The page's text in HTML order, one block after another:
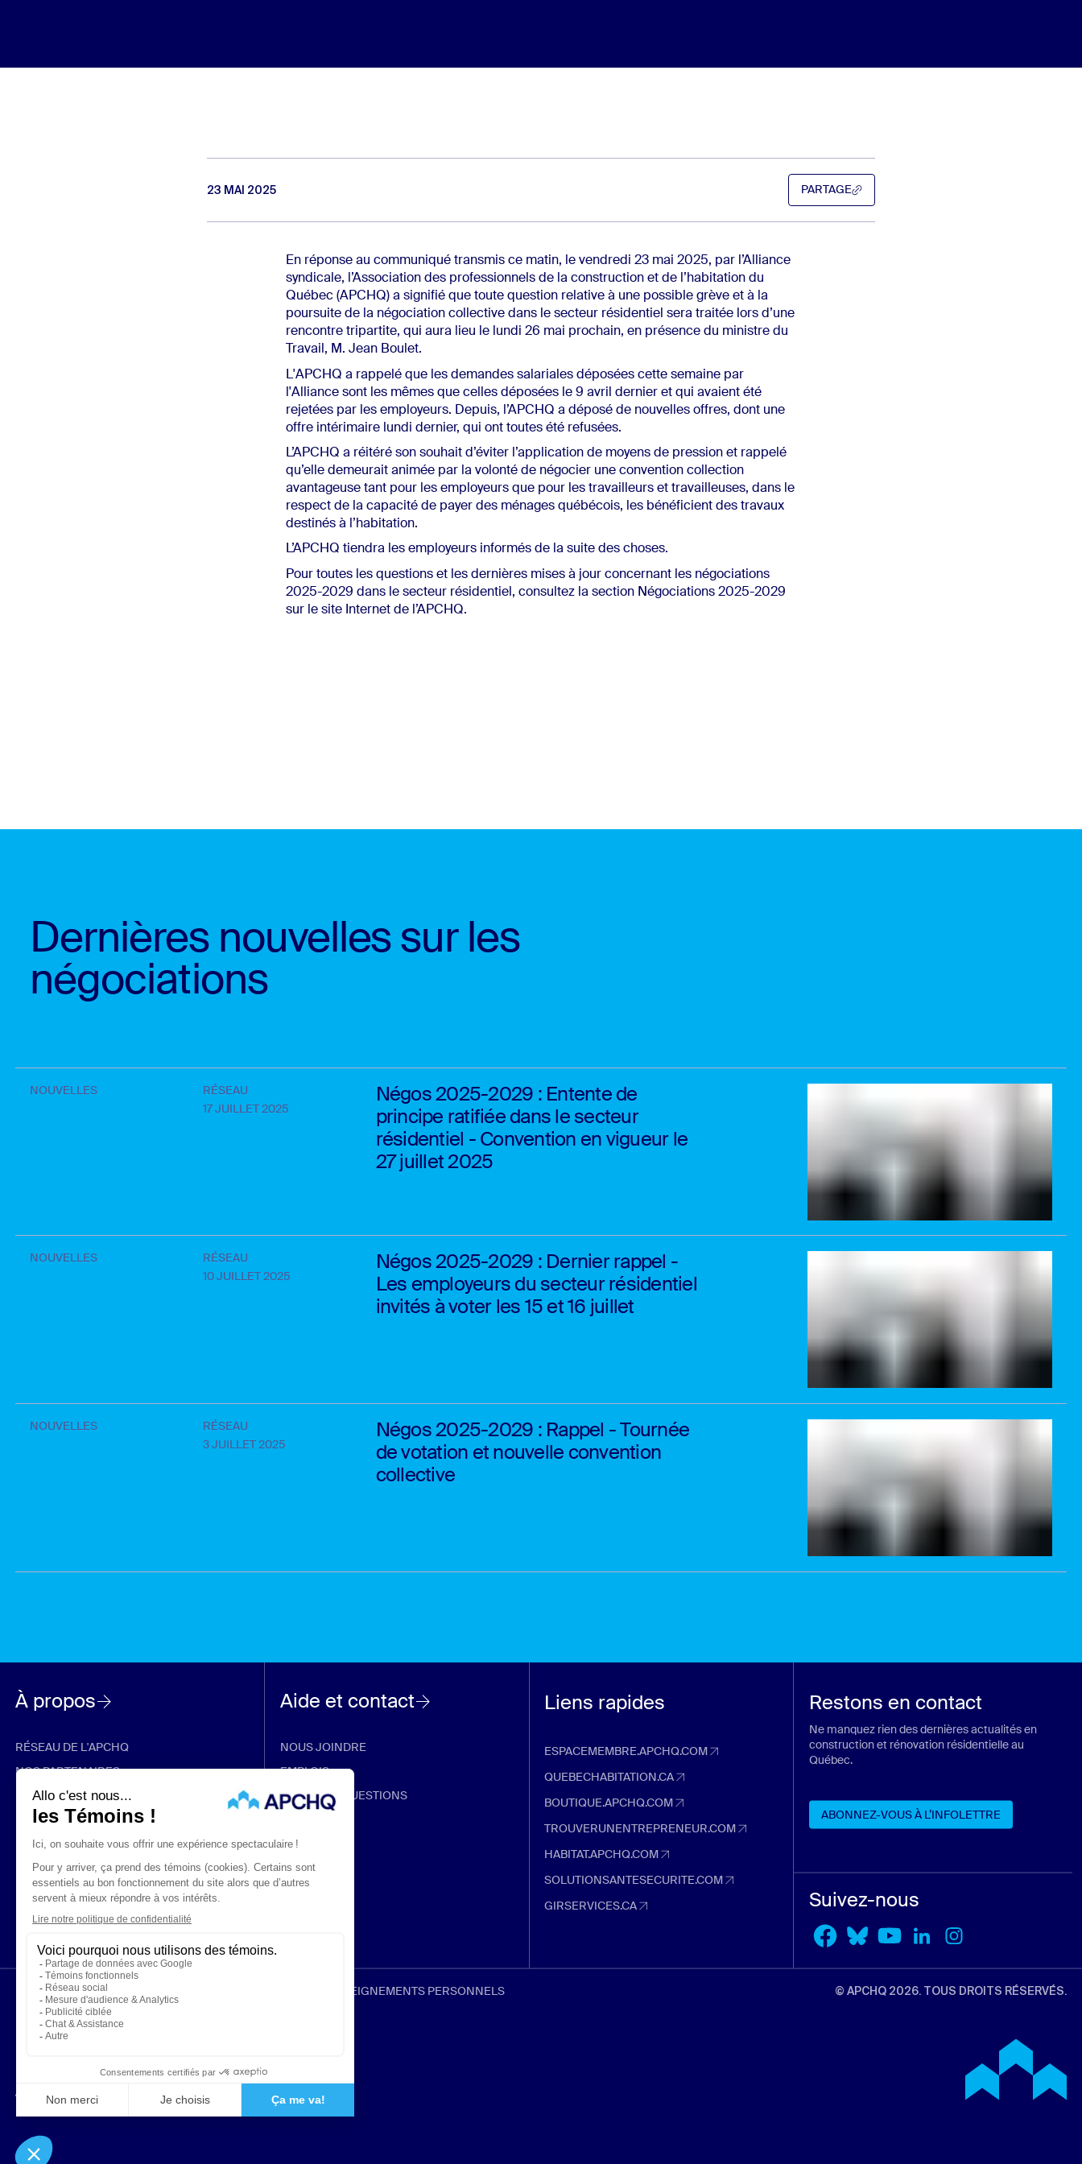
23 MAI 2025 PARTAGE
PARTAGE
En réponse au communiqué transmis ce matin, le vendredi 23 mai 2025, par l’Alliance
syndicale, l’Association des professionnels de la construction et de l’habitation du
Québec (APCHQ) a signifié que toute question relative à une possible grève et à la
poursuite de la négociation collective dans le secteur résidentiel sera traitée lors d’une
rencontre tripartite, qui aura lieu le lundi 26 mai prochain, en présence du ministre du
Travail, M. Jean Boulet.
L'APCHQ a rappelé que les demandes salariales déposées cette semaine par
l'Alliance sont les mêmes que celles déposées le 9 avril dernier et qui avaient été
rejetées par les employeurs. Depuis, l’APCHQ a déposé de nouvelles offres, dont une
offre intérimaire lundi dernier, qui ont toutes été refusées.
L’APCHQ a réitéré son souhait d’éviter l’application de moyens de pression et rappelé
qu’elle demeurait animée par la volonté de négocier une convention collection
avantageuse tant pour les employeurs que pour les travailleurs et travailleuses, dans le
respect de la capacité de payer des ménages québécois, les bénéficient des travaux
destinés à l’habitation.
L’APCHQ tiendra les employeurs informés de la suite des choses.
Pour toutes les questions et les dernières mises à jour concernant les négociations
2025-2029 dans le secteur résidentiel, consultez la section Négociations 2025-2029
sur le site Internet de l’APCHQ.
Dernières nouvelles sur les
négociations
NOUVELLES
RÉSEAU
17 JUILLET 2025
Négos 2025-2029 : Entente de
principe ratifiée dans le secteur
résidentiel - Convention en vigueur le
27 juillet 2025
NOUVELLES
RÉSEAU
10 JUILLET 2025
Négos 2025-2029 : Dernier rappel -
Les employeurs du secteur résidentiel
invités à voter les 15 et 16 juillet
NOUVELLES
RÉSEAU
3 JUILLET 2025
Négos 2025-2029 : Rappel - Tournée
de votation et nouvelle convention
collective
À propos
RÉSEAU DE L'APCHQ
NOS PARTENAIRES
RABAIS ET PROMOTIONS
Aide et contact
NOUS JOINDRE
EMPLOIS
FOIRE AUX QUESTIONS
Liens rapides
ESPACEMEMBRE.APCHQ.COM
espacemembre.apchq.com (Ouvre dans un nouvel onglet)
QUEBECHABITATION.CA
BOUTIQUE.APCHQ.COM
TROUVERUNENTREPRENEUR.COM
HABITAT.APCHQ.COM
SOLUTIONSANTESECURITE.COM
solutionsantesecurite.com (Ouvre dans un nouvel onglet)
GIRSERVICES.CA
Restons en contact
Ne manquez rien des dernières actualités en
construction et rénovation résidentielle au
Québec.
ABONNEZ-VOUS À L’INFOLETTRE
Suivez-nous
ÉNONCÉS LÉGAUX PROTECTION DES RENSEIGNEMENTS PERSONNELS © APCHQ 2026. TOUS DROITS RÉSERVÉS.